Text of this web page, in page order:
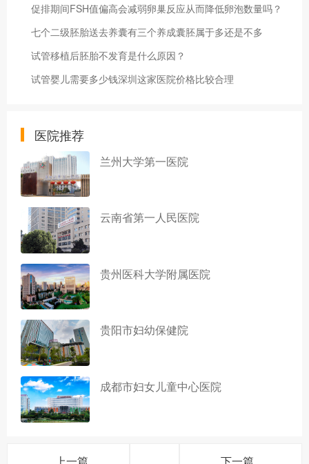
促排期间FSH值偏高会减弱卵巢反应从而降低卵泡数量吗？
七个二级胚胎送去养囊有三个养成囊胚属于多还是不多
试管移植后胚胎不发育是什么原因？
试管婴儿需要多少钱深圳这家医院价格比较合理
医院推荐
兰州大学第一医院
云南省第一人民医院
贵州医科大学附属医院
贵阳市妇幼保健院
成都市妇女儿童中心医院
上一篇 下一篇